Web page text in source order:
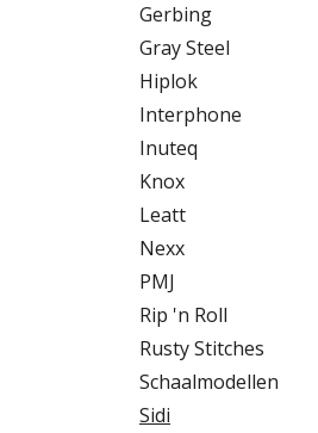
Gerbing
Gray Steel
Hiplok
Interphone
Inuteq
Knox
Leatt
Nexx
PMJ
Rip 'n Roll
Rusty Stitches
Schaalmodellen
Sidi